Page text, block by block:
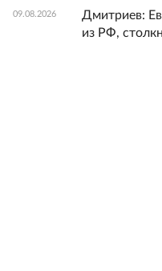
09.08.2026
Дмитриев:
из РФ,